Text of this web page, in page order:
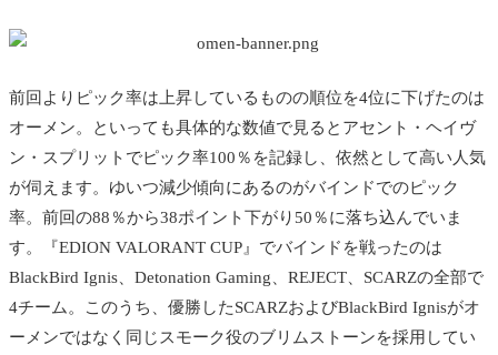
前回よりピック率は上昇しているものの順位を4位に下げたのは
オーメン。といっても具体的な数値で見るとアセント・ヘイヴ
ン・スプリットでピック率100％を記録し、依然として高い人気
が伺えます。ゆいつ減少傾向にあるのがバインドでのピック
率。前回の88％から38ポイント下がり50％に落ち込んでいま
す。
『EDION VALORANT CUP』でバインドを戦ったのは
BlackBird Ignis、Detonation Gaming、REJECT、SCARZの全部で
4チーム。このうち、優勝したSCARZおよびBlackBird Ignisがオ
ーメンではなく同じスモーク役のブリムストーンを採用してい